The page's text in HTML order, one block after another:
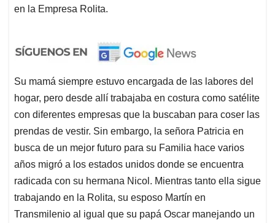
en la Empresa Rolita.
Su mamá siempre estuvo encargada de las labores del
hogar, pero desde allí trabajaba en costura como satélite
con diferentes empresas que la buscaban para coser las
prendas de vestir. Sin embargo, la señora Patricia en
busca de un mejor futuro para su Familia hace varios
años migró a los estados unidos donde se encuentra
radicada con su hermana Nicol. Mientras tanto ella sigue
trabajando en la Rolita, su esposo Martín en
Transmilenio al igual que su papá Oscar manejando un